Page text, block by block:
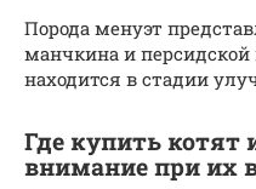
Порода менуэт
манчкина и
находится в стадии
Где купить котят
внимание при их